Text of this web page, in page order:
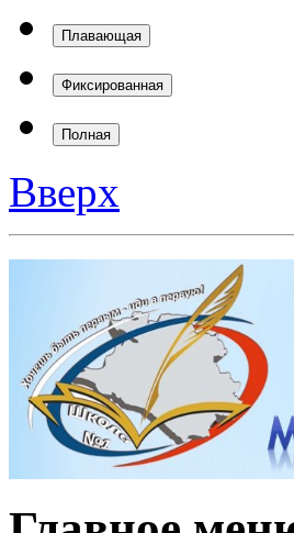
Вверх
Главное меню